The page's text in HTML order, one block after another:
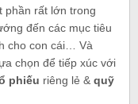
phần rất lớn trong
đến các mục tiêu
cho con cái… Và
chọn để tiếp xúc với
phiếu riêng lẻ &quỹ